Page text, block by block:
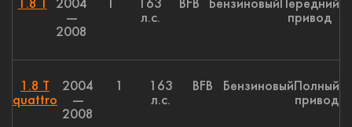
1.8 T
2004
—
2008
1
163
л.с.
BFB Бензиновый Передний
привод
1.8 T
quattro
2004
—
2008
1
163
л.с.
BFB Бензиновый Полный
привод